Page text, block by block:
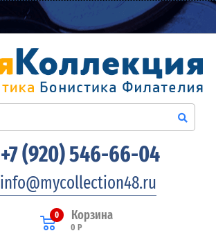
+7 (920) 546-66-04
info@mycollection48.ru
Корзина
0
0 Р